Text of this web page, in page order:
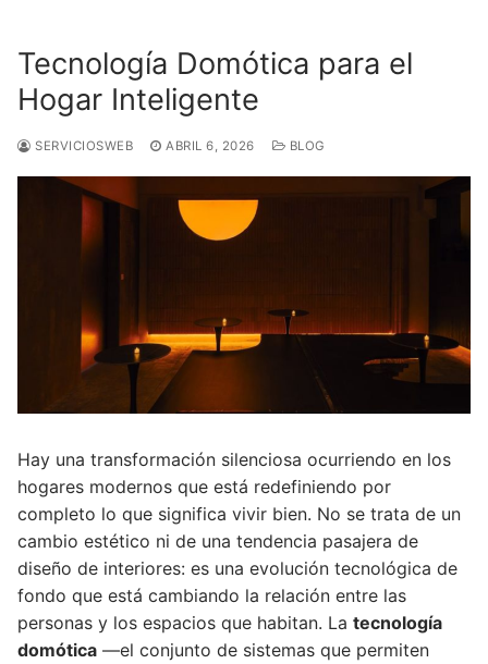
contenido
Tecnología Domótica para el
Hogar Inteligente
SERVICIOSWEB ABRIL 6, 2026 BLOG
Hay una transformación silenciosa ocurriendo en los
hogares modernos que está redefiniendo por
completo lo que significa vivir bien. No se trata de un
cambio estético ni de una tendencia pasajera de
diseño de interiores: es una evolución tecnológica de
fondo que está cambiando la relación entre las
personas y los espacios que habitan. La tecnología
domótica —el conjunto de sistemas que permiten